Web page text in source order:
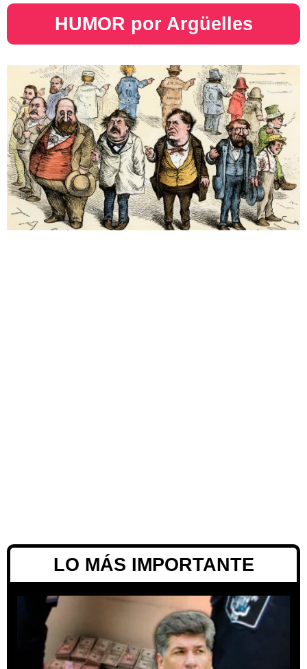
HUMOR por Argüelles​
LO MÁS IMPORTANTE